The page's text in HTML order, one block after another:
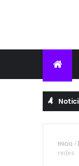
Inicio /
redes